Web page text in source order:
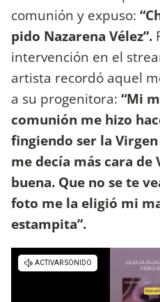
comunión y expuso:
pido Nazarena Vélez”.
intervención en el
artista recordó aquel
a su progenitora: “Mi
comunión me hizo
fingiendo ser la
me decía más cara de
buena. Que no se te
foto me la eligió mi
estampita”.